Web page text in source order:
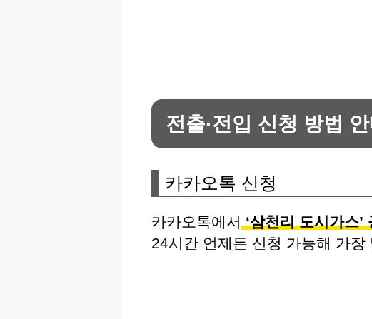
전출·전입 신청 방법 안
카카오톡 신청
카카오톡에서‘삼천리 도시가스’
24시간 언제든 신청 가능해 가